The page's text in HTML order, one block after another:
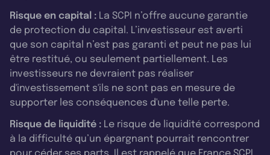
Risque en capital : La SCPI n’offre aucune garantie
de protection du capital. L’investisseur est averti
que son capital n’est pas garanti et peut ne pas lui
être restitué, ou seulement partiellement. Les
investisseurs ne devraient pas réaliser
d'investissement s'ils ne sont pas en mesure de
supporter les conséquences d'une telle perte.
Risque de liquidité : Le risque de liquidité correspond
à la difficulté qu’un épargnant pourrait rencontrer